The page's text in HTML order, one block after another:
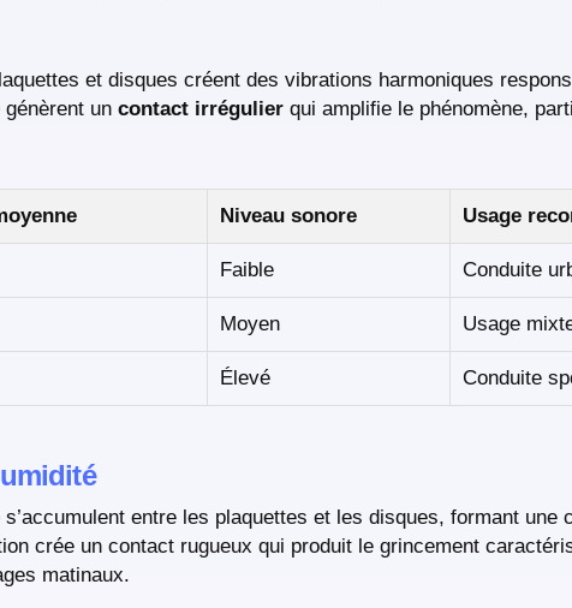
et disques créent des vibrations harmoniques
un contact irrégulier qui amplifie le phénomène,
Niveau sonore Usage
Faible Conduite
Moyen Usage
Élevé Conduite
entre les plaquettes et les disques, formant une
crée un contact rugueux qui produit le grincement
matinaux.